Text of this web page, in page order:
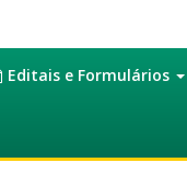
Editais e Formulários